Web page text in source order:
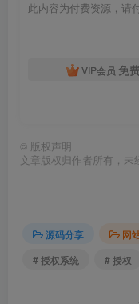
此内容为付费资源，请
VIP会员 免
© 版权声明
文章版权归作者所有，未
源码分享
网
# 授权系统
# 授权